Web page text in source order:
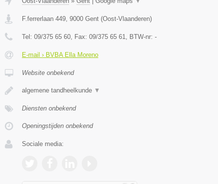
F.ferrerlaan 449, 9000 Gent (Oost-Vlaanderen)
Tel: 09/375 65 60, Fax: 09/375 65 61, BTW-nr: -
E-mail › BVBA Ella Moreno
Website onbekend
algemene tandheelkunde ▼
Diensten onbekend
Openingstijden onbekend
Sociale media: